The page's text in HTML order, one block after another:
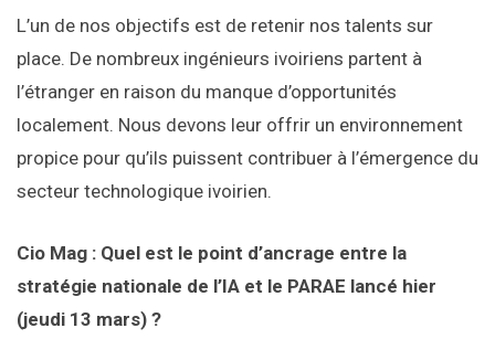
L’un de nos objectifs est de retenir nos talents sur
place. De nombreux ingénieurs ivoiriens partent à
l’étranger en raison du manque d’opportunités
localement. Nous devons leur offrir un environnement
propice pour qu’ils puissent contribuer à l’émergence du
secteur technologique ivoirien.
Cio Mag : Quel est le point d’ancrage entre la
stratégie nationale de l’IA et le PARAE lancé hier
(jeudi 13 mars) ?